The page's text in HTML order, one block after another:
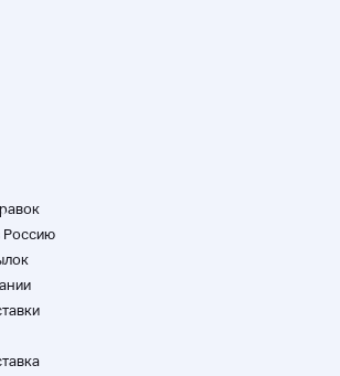
что если вы не свяжетесь с
с нами в течение 72 часов
мы отменим ваш платеж.
одной недели после успешной
Домой
получите «очень плохой» рейтинг.
что мы не можем принимать
различия изображения, запахи,
коробок, грязь и т. Д.).
Россию